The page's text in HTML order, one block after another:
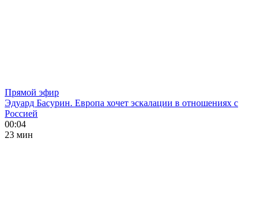
Прямой эфир
Эдуард Басурин. Европа хочет эскалации в отношениях с
Россией
00:04
23 мин